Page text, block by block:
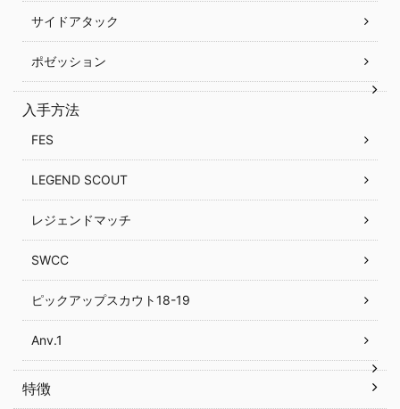
サイドアタック
ポゼッション
入手方法
FES
LEGEND SCOUT
レジェンドマッチ
SWCC
ピックアップスカウト18-19
Anv.1
特徴